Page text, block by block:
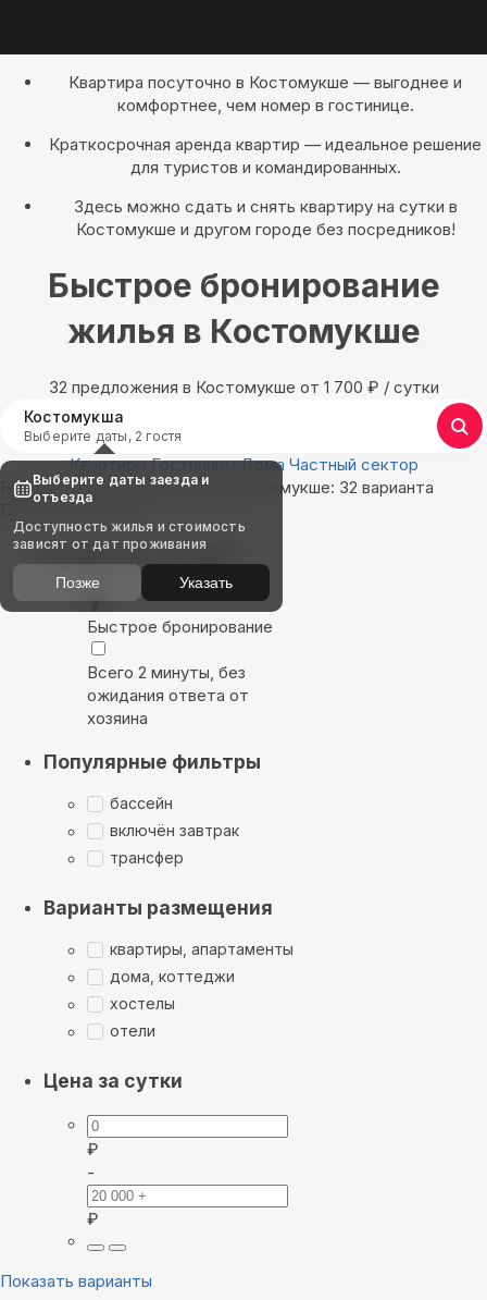
Квартира посуточно в Костомукше — выгоднее и
комфортнее, чем номер в гостинице.
Краткосрочная аренда квартир — идеальное решение
для туристов и командированных.
Здесь можно сдать и снять квартиру на сутки в
Костомукше и другом городе без посредников!
Быстрое бронирование
жилья в Костомукше
32 предложения в Костомукше oт 1 700 ₽ / сутки
Костомукша
Выберите даты, 2 гостя
Квартиры Гостиницы Дома Частный сектор
Найдём, где остановиться в Костомукше: 32 варианта
Показать на карте
Выбирайте лучшее
Быстрое бронирование
Всего 2 минуты, без
ожидания ответа от
хозяина
Популярные фильтры
бассейн
включён завтрак
трансфер
Варианты размещения
квартиры, апартаменты
дома, коттеджи
хостелы
отели
Цена за сутки
₽
-
₽
Показать варианты
Выберите даты заезда и
отъезда
Доступность жилья и стоимость
зависят от дат проживания
Позже Указать